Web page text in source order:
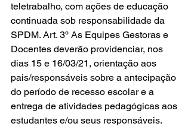
teletrabalho, com ações de educação
continuada sob responsabilidade da
SPDM. Art. 3º As Equipes Gestoras e
Docentes deverão providenciar, nos
dias 15 e 16/03/21, orientação aos
pais/responsáveis sobre a antecipação
do período de recesso escolar e a
entrega de atividades pedagógicas aos
estudantes e/ou seus responsáveis.